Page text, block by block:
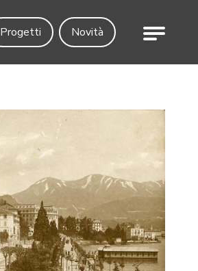
Progetti Novità Menu